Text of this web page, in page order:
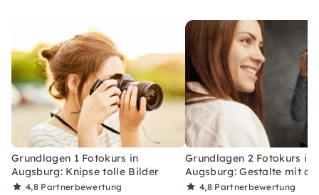
Grundlagen 1 Fotokurs in
Augsburg: Knipse tolle Bilder
4,8 Partnerbewertung
Grundlagen 2 Fotokurs in
Augsburg: Gestalte mit
4,8 Partnerbewertung